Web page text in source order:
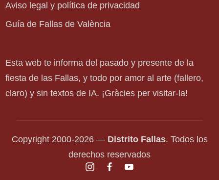
Aviso legal y política de privacidad
Guía de Fallas de València
Esta web te informa del pasado y presente de la
fiesta de las Fallas, y todo por amor al arte (fallero,
claro) y sin textos de IA. ¡Gràcies per visitar-la!
Copyright 2000-2026 — Distrito Fallas. Todos los
derechos reservados
instagram.com
facebook.com
youtube.com